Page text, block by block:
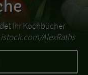
Ihr Kochbücher
AlexRaths